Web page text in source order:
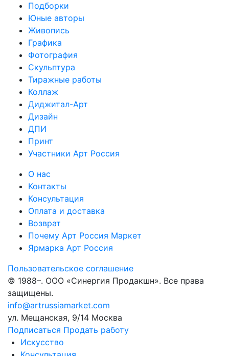
Подборки
Юные авторы
Живопись
Графика
Фотография
Скульптура
Тиражные работы
Коллаж
Диджитал-Арт
Дизайн
ДПИ
Принт
Участники Арт Россия
О нас
Контакты
Консультация
Оплата и доставка
Возврат
Почему Арт Россия Маркет
Ярмарка Арт Россия
Пользовательское соглашение
© 1988–. ООО «Синергия Продакшн». Все права
защищены.
info@artrussiamarket.com
ул. Мещанская, 9/14 Москва
Подписаться Продать работу
Искусство